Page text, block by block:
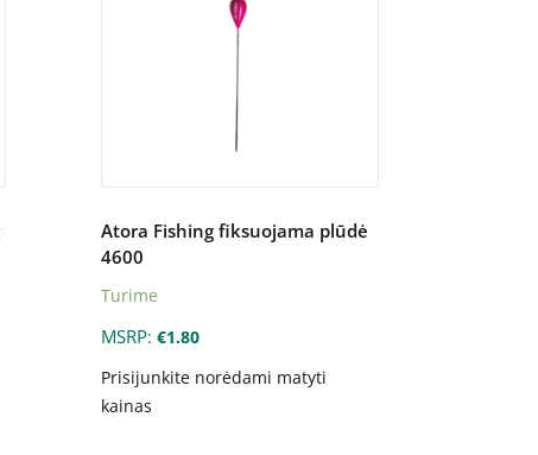
Atora Fishing fiksuojama plūdė
4600
Turime
MSRP: €1.80
Prisijunkite norėdami matyti
kainas